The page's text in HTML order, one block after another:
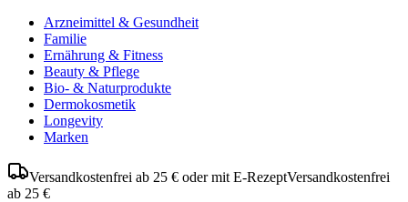
Arzneimittel & Gesundheit
Familie
Ernährung & Fitness
Beauty & Pflege
Bio- & Naturprodukte
Dermokosmetik
Longevity
Marken
Versandkostenfrei ab 25 € oder mit E-RezeptVersandkostenfrei
ab 25 €